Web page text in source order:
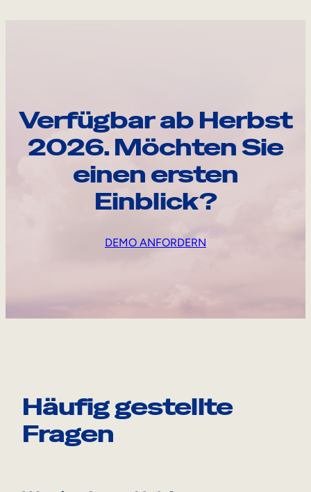
Verfügbar ab Herbst
2026. Möchten Sie
einen ersten
Einblick?
DEMO ANFORDERN
Häufig gestellte
Fragen